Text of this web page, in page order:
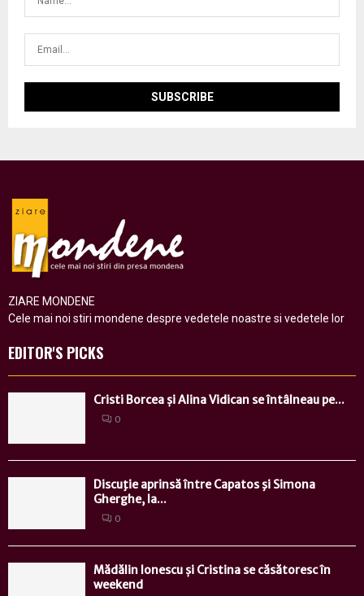
ZIARE MONDENE
Cele mai noi stiri mondene despre vedetele noastre si vedetele lor
EDITOR'S PICKS
Cristi Borcea și Alina Vidican se întâlneau pe...
0
Discuţie aprinsă între Capatos şi Simona
Gherghe, la...
0
Mădălin Ionescu și Cristina se căsătoresc în
weekend